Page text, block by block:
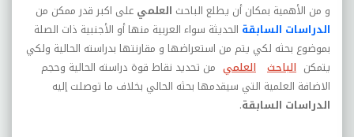
و من الأهمية بمكان أن يطلع الباحث العلمي على اكبر قدر ممكن من
الدراسات السابقة الحديثة سواء العربية منها أو الأجنبية ذات الصلة
بموضوع بحثه لكي يتم من استعراضها و مقارنتها بدراسته الحالية ولكي
يتمكن الباحث العلمي من تحديد نقاط قوة دراسته الحالية وحجم
الاضافة العلمية التي سيقدمها بحثه الحالي بخلاف ما توصلت إليه
الدراسات السابقة.